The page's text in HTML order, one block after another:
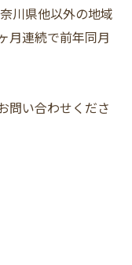
川県他以外の地域
月連続で前年同月
問い合わせくださ